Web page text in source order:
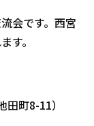
会です。西宮
す。
町8-11）